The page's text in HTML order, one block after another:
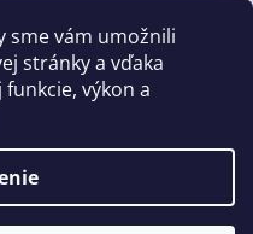
sme vám umožnili
stránky a vďaka
výkon a